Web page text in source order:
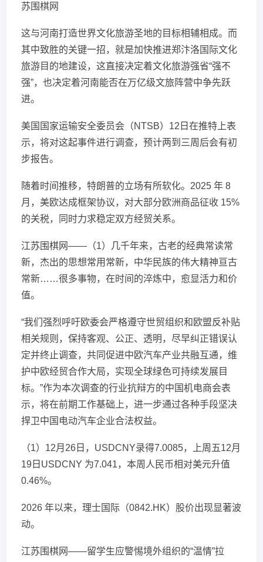
苏围棋网
这与河南打造世界文化旅游圣地的目标相辅相成。而
其中致胜的关键一招，就是加快推进郑汴洛国际文化
旅游目的地建设，这直接决定着文化旅游强省“强不
强”，也决定着河南能否在万亿级文旅阵营中争先跃
进。
美国国家运输安全委员会（NTSB）12日在推特上表
示，将对这起事件进行调查，预计两到三周后会有初
步报告。
随着时间推移，特朗普的立场有所软化。2025 年 8
月，美欧达成框架协议，对大部分欧洲商品征收 15%
的关税，同时力求稳定双方经贸关系。
江苏围棋网——（1）几千年来，古老的经典常读常
新，杰出的思想常用常新，中华民族的伟大精神亘古
常新……很多事物，在时间的淬炼中，愈显活力和价
值。
“我们强烈呼吁欧委会严格遵守世贸组织和欧盟反补贴
相关规则，保持客观、公正、透明，尽早纠正错误认
定并终止调查，共同促进中欧汽车产业共融互通，维
护中欧经贸合作大局，实现全球绿色可持续发展目
标。”作为本次调查的行业抗辩方的中国机电商会表
示，将在前期工作基础上，进一步通过各种手段坚决
捍卫中国电动汽车企业合法权益。
（1）12月26日，USDCNY录得7.0085，上周五12月
19日USDCNY 为7.041，本周人民币相对美元升值
0.46%。
2026 年以来，理士国际（0842.HK）股价出现显著波
动。
江苏围棋网——留学生应警惕境外组织的“温情”拉